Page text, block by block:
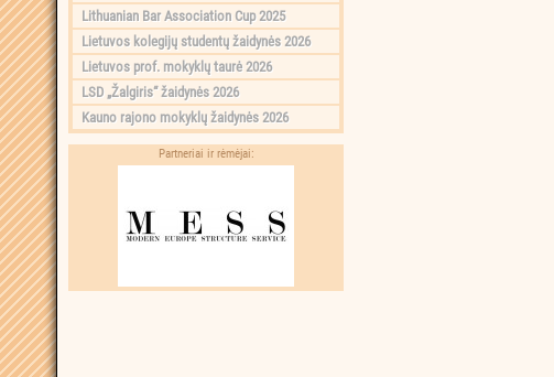
Lithuanian Bar Association Cup 2025
Lietuvos kolegijų studentų žaidynės 2026
Lietuvos prof. mokyklų taurė 2026
LSD „Žalgiris“ žaidynės 2026
Kauno rajono mokyklų žaidynės 2026
Partneriai ir rėmėjai: